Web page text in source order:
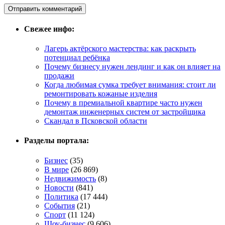
Свежее инфо:
Лагерь актёрского мастерства: как раскрыть
потенциал ребёнка
Почему бизнесу нужен лендинг и как он влияет на
продажи
Когда любимая сумка требует внимания: стоит ли
ремонтировать кожаные изделия
Почему в премиальной квартире часто нужен
демонтаж инженерных систем от застройщика
Скандал в Псковской области
Разделы портала:
Бизнес (35)
В мире (26 869)
Недвижимость (8)
Новости (841)
Политика (17 444)
События (21)
Спорт (11 124)